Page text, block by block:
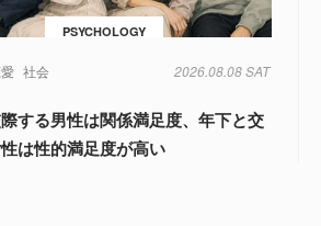
PSYCHOLOGY
社会 2026.08.08 SAT
する男性は関係満足度、年下と交
は性的満足度が高い